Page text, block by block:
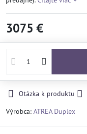
3075 €
Otázka k produktu
Výrobca: ATREA Duplex